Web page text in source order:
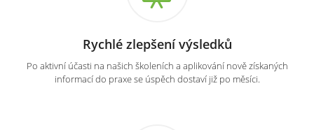
Rychlé zlepšení výsledků
Po aktivní účasti na našich školeních a aplikování nově získaných
informací do praxe se úspěch dostaví již po měsíci.